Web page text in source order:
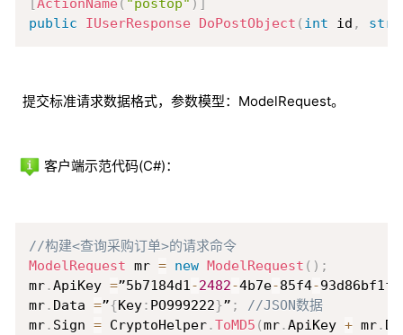
[ActionName( "postop" ) ]
public
IUserResponse DoPostObject ( int id ,
提交标准请求数据格式，参数模型：ModelRequest。
客户端示范代码(C#)：
//构建<查询采购订单>的请求命令
ModelRequest mr = new ModelRequest ( ) ;
mr.ApiKey =”5b7184d1-2482-4b7e-85f4-
mr. Data =”{Key: PO999222}” ;
//JSON数据
mr. Sign = CryptoHelper.ToMD5 (mr.ApiKey + mr.